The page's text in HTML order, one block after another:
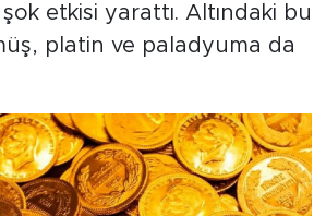
şok etkisi yarattı. Altındaki bu
platin ve paladyuma da